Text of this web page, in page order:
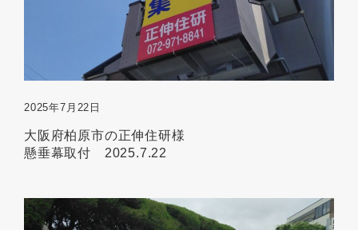
2025年7月22日
大阪府柏原市の正伸住研様
懸垂幕取付 2025.7.22